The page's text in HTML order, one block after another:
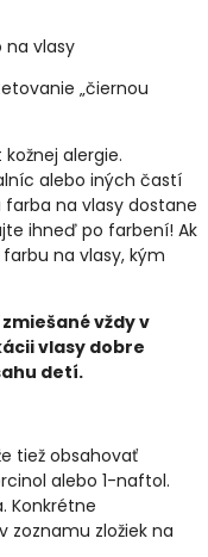
na vlasy
„čiernou
alergie.
alebo iných častí
na vlasy dostane
ihneď po farbení! Ak
na vlasy, kým
vždy v
vlasy dobre
detí.
tiež obsahovať
alebo 1-naftol.
Konkrétne
zoznamu zložiek na